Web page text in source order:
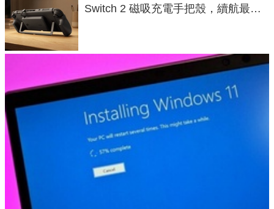
Switch 2 磁吸充電手把殼，續航最高